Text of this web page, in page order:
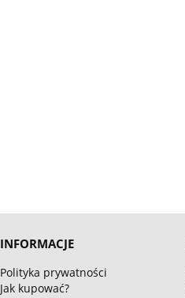
INFORMACJE
Polityka prywatności
Jak kupować?